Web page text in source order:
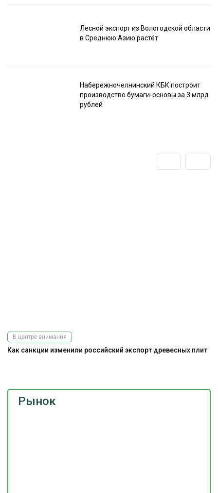
Лесной экспорт из Вологодской области
в Среднюю Азию растёт
Набережночелнинский КБК построит
производство бумаги-основы за 3 млрд
рублей
Рынок
В центре внимания
Как санкции изменили российский экспорт древесных плит